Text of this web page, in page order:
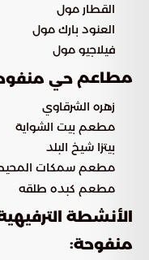
القطار مول
العنود بارك مول
فيلاجيو مول
مطاعم حي
زهره الشرقاوي
مطعم بيت الشواية
بيتزا شيخ البلد
مطعم سمكات
مطعم كبده طلقه
الأنشطة
منفوحة: